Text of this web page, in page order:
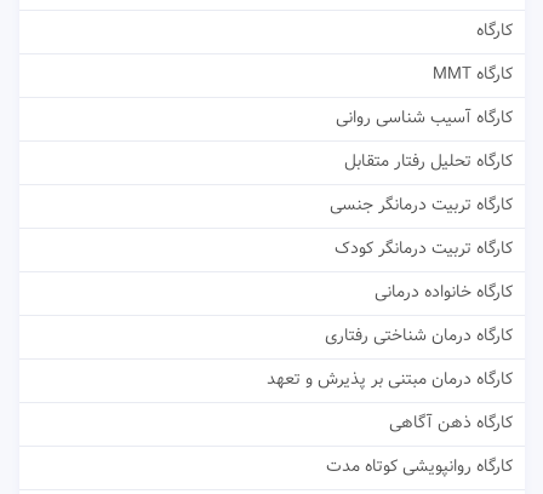
کارگاه
کارگاه MMT
کارگاه آسیب شناسی روانی
کارگاه تحلیل رفتار متقابل
کارگاه تربیت درمانگر جنسی
کارگاه تربیت درمانگر کودک
کارگاه خانواده درمانی
کارگاه درمان شناختی رفتاری
کارگاه درمان مبتنی بر پذیرش و تعهد
کارگاه ذهن آگاهی
کارگاه روانپویشی کوتاه مدت